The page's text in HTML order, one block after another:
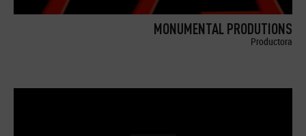
MONUMENTAL PRODUTIONS
Productora